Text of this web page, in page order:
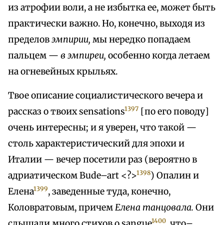
из атрофии воли, а не избытка ее, может быть
практически важно. Но, конечно, выходя из
пределовэмпирии, мы нередко попадаем
пальцем — в эмпиреи, особенно когда летаем
на огневейных крыльях.
Твое описание социалистического вечера и
рассказ о твоих sensations1397 [по его поводу]
очень интересны; и я уверен, что такой —
столь характеристический для эпохи и
Италии — вечер посетили раз (вероятно в
адриатическом Bude–art <?>1398) Опалин и
Елена1399, заведенные туда, конечно,
Коловратовым, причемЕлена танцовала. Они
1400